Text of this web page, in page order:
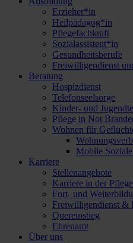
Erzieher*in
Heilpädagog*in
Pflegefachkraft
Sozialassistent*in
Gesundheitsberufe
Freiwilligendienst
Beratung
Hospizdienst
Telefonseelsorge
Kinder- und
Pflege in Not
Wohnen für
Mobile
Karriere
Stellenangebote
Karriere in der Pflege
Fort- und
Freiwilligendienst &
Quereinstieg
Ehrenamt
Über uns